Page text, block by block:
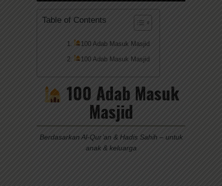
Table of Contents
100 Adab Masuk Masjid
100 Adab Masuk Masjid
100 Adab Masuk
Masjid
Berdasarkan Al-Qur’an & Hadis Sahih – untuk
anak & keluarga